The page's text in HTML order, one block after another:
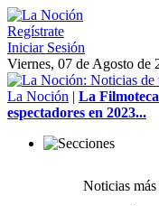
Regístrate
Iniciar Sesión
Viernes, 07 de Agosto de
La Noción | La
espectadores en 2023...
Noticias más